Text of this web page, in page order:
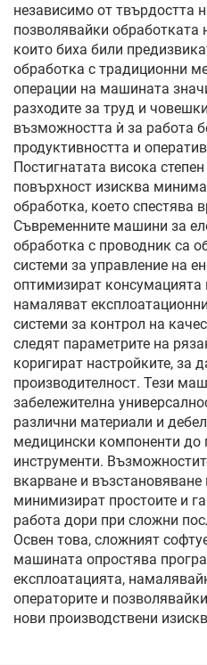
независимо от твърдостта
позволявайки обработката
които биха били
обработка с традиционни
операции на машината
разходите за труд и
възможността ѝ за работа
продуктивността и
Постигнатата висока
повърхност изисква
обработка, което спестява
Съвременните машини за
обработка с проводник са
системи за управление на
оптимизират консумацията
намаляват
системи за контрол на
следят параметрите на
коригират настройките, за
производителност. Тези
забележителна
различни материали и
медицински компоненти до
инструменти.
вкарване и
минимизират простоите и
работа дори при сложни
Освен това, сложният
машината опростява
експлоатацията,
операторите и
нови производствени